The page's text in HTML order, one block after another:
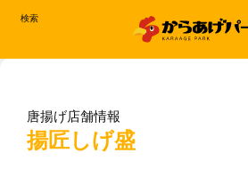
検索
唐揚げ店舗情報
揚匠しげ盛